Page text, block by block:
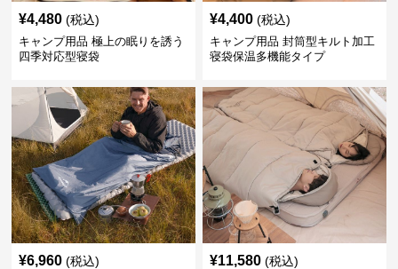
¥4,480 (税込)
キャンプ用品 極上の眠りを誘う
四季対応型寝袋
¥4,400 (税込)
キャンプ用品 封筒型キルト加工
寝袋保温多機能タイプ
¥6,960 (税込) ¥11,580 (税込)